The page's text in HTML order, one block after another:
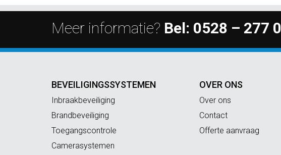
Meer informatie? Bel: 0528 – 277
BEVEILIGINGSSYSTEMEN
Inbraakbeveiliging
Brandbeveiliging
Toegangscontrole
Camerasystemen
OVER ONS
Over ons
Contact
Offerte aanvraag